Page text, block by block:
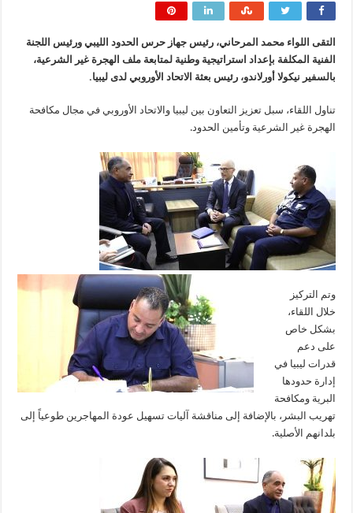
التعاون
لمكافحة
الهجرة
غير
الشرعية
التقى اللواء محمد المرحاني، رئيس جهاز حرس الحدود الليبي ورئيس اللجنة
الفنية المكلفة بإعداد استراتيجية وطنية لمتابعة ملف الهجرة غير الشرعية،
بالسفير نيكولا أورلاندو، رئيس بعثة الاتحاد الأوروبي لدى ليبيا.
تناول اللقاء، سبل تعزيز التعاون بين ليبيا والاتحاد الأوروبي في مجال مكافحة
الهجرة غير الشرعية وتأمين الحدود.
وتم التركيز
خلال اللقاء،
بشكل خاص
على دعم
قدرات ليبيا في
إدارة حدودها
البرية ومكافحة
تهريب البشر، بالإضافة إلى مناقشة آليات تسهيل عودة المهاجرين طوعياً إلى
بلدانهم الأصلية.